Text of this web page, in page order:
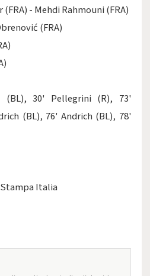
- Mehdi Rahmouni (FRA)
(FRA)
(BL), 30' Pellegrini (R), 73'
(BL), 76' Andrich (BL), 78'
Italia